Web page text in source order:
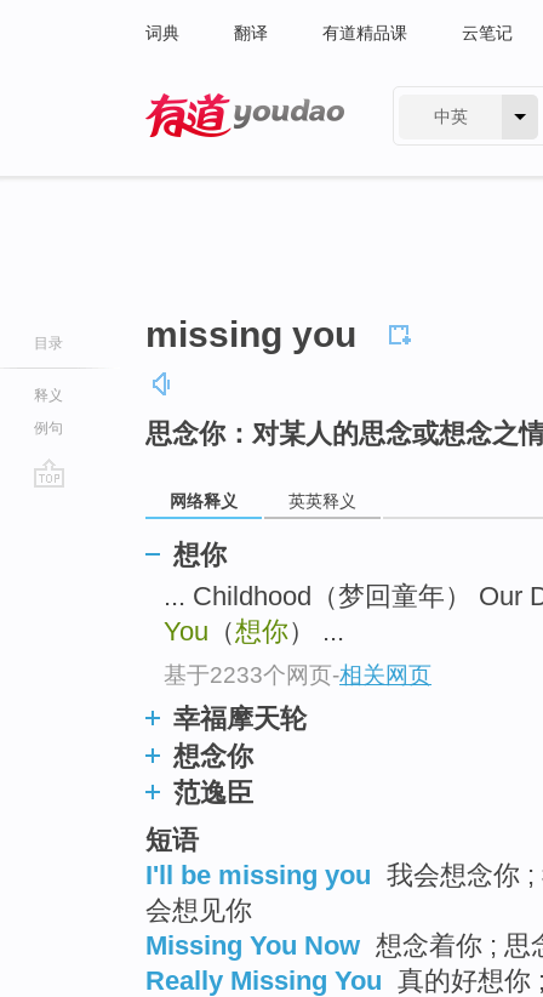
词典 翻译 有道精品课 云笔记
中英
目录
释义
例句
missing you
思念你：对某人的思念或想念之
网络释义 英英释义
想你
... Childhood（梦回童年） Our
You （想你） ...
基于2233个网页-相关网页
幸福摩天轮
想念你
范逸臣
短语
I'll be missing you 我会想念你 ;
会想见你
Missing You Now 想念着你 ; 思
Really Missing You 真的好想你